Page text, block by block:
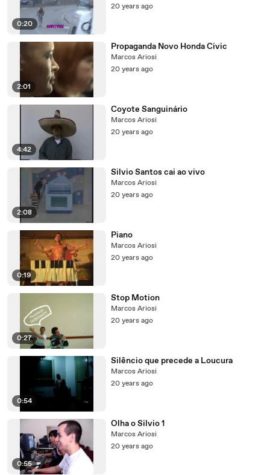
0:20
20 years ago
2:01
Propaganda Novo Honda Civic
Marcos Ariosi
20 years ago
4:42
Coyote Sanguinário
Marcos Ariosi
20 years ago
2:08
Silvio Santos cai ao vivo
Marcos Ariosi
20 years ago
0:19
Piano
Marcos Ariosi
20 years ago
0:27
Stop Motion
Marcos Ariosi
20 years ago
0:54
Silêncio que precede a Loucura
Marcos Ariosi
20 years ago
0:55
Olha o Silvio 1
Marcos Ariosi
20 years ago